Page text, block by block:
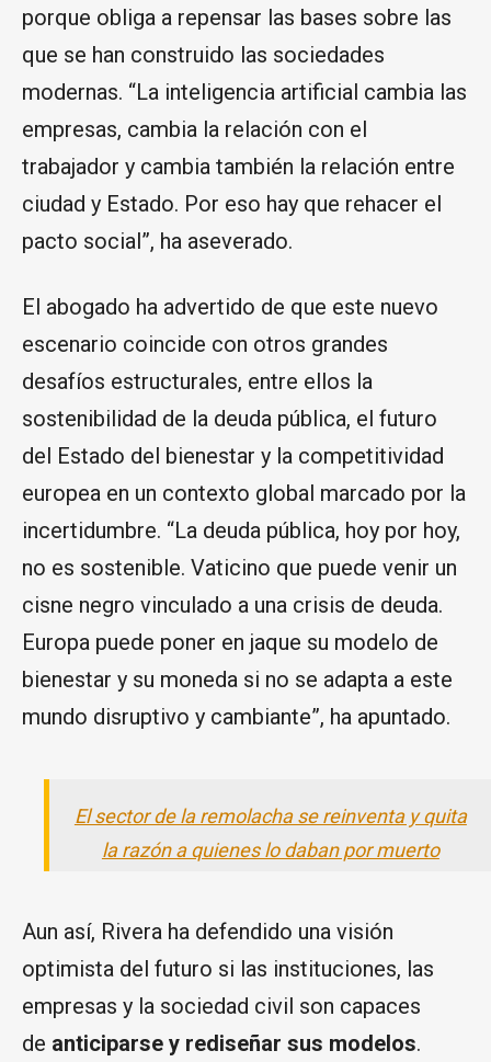
porque obliga a repensar las bases sobre las
que se han construido las sociedades
modernas. “La inteligencia artificial cambia las
empresas, cambia la relación con el
trabajador y cambia también la relación entre
ciudad y Estado. Por eso hay que rehacer el
pacto social”, ha aseverado.
El abogado ha advertido de que este nuevo
escenario coincide con otros grandes
desafíos estructurales, entre ellos la
sostenibilidad de la deuda pública, el futuro
del Estado del bienestar y la competitividad
europea en un contexto global marcado por la
incertidumbre. “La deuda pública, hoy por hoy,
no es sostenible. Vaticino que puede venir un
cisne negro vinculado a una crisis de deuda.
Europa puede poner en jaque su modelo de
bienestar y su moneda si no se adapta a este
mundo disruptivo y cambiante”, ha apuntado.
El sector de la remolacha se reinventa y quita
la razón a quienes lo daban por muerto
Aun así, Rivera ha defendido una visión
optimista del futuro si las instituciones, las
empresas y la sociedad civil son capaces
de anticiparse y rediseñar sus modelos.